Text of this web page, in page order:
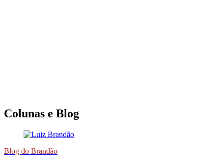
Colunas e Blog
Blog do Brandão